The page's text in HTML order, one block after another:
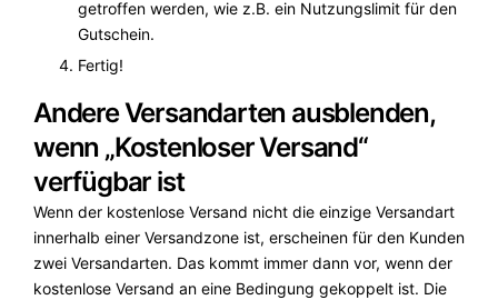
getroffen werden, wie z.B. ein Nutzungslimit für den
Gutschein.
Fertig!
Andere Versandarten ausblenden,
wenn „Kostenloser Versand“
verfügbar ist
Wenn der kostenlose Versand nicht die einzige Versandart
innerhalb einer Versandzone ist, erscheinen für den Kunden
zwei Versandarten. Das kommt immer dann vor, wenn der
kostenlose Versand an eine Bedingung gekoppelt ist. Die